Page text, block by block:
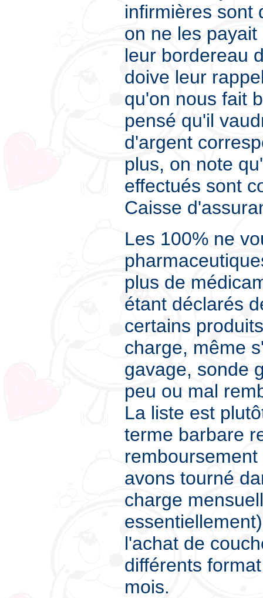
infirmières sont
on ne les
leur bordereau
doive leur
qu'on nous fait
pensé qu'il
d'argent
plus, on note
effectués sont
Caisse
Les 100% ne
plus de
étant déclarés
certains
charge, même
gavage, sonde
peu ou mal
La liste est
terme barbare
avons tourné
charge
l'achat de
différents
mois.